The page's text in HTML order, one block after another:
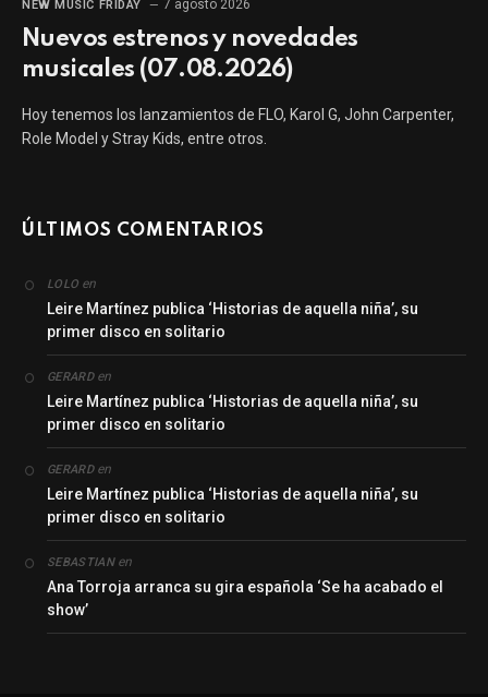
NEW MUSIC FRIDAY 7 agosto 2026
Nuevos estrenos y novedades
musicales (07.08.2026)
Hoy tenemos los lanzamientos de FLO, Karol G, John Carpenter,
Role Model y Stray Kids, entre otros.
ÚLTIMOS COMENTARIOS
LOLO en
Leire Martínez publica ‘Historias de aquella niña’, su
primer disco en solitario
GERARDen
Leire Martínez publica ‘Historias de aquella niña’, su
primer disco en solitario
GERARDen
Leire Martínez publica ‘Historias de aquella niña’, su
primer disco en solitario
SEBASTIANen
Ana Torroja arranca su gira española ‘Se ha acabado el
show’